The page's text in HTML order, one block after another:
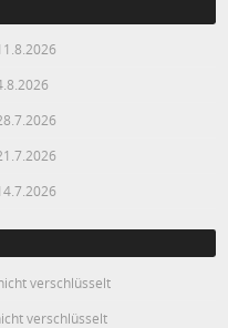
verschlüsselt
verschlüsselt